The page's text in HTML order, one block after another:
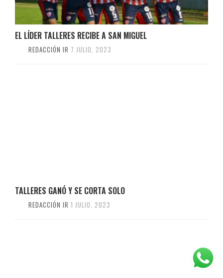
EL LÍDER TALLERES RECIBE A SAN MIGUEL
REDACCIÓN IR 7 JULIO, 2023
TALLERES GANÓ Y SE CORTA SOLO
REDACCIÓN IR 1 JULIO, 2023